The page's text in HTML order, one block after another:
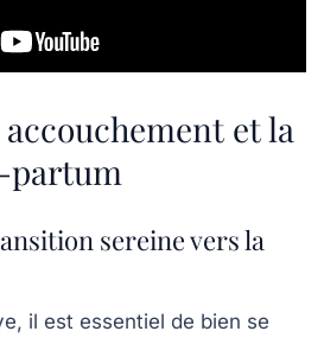
et la
partum
sereine vers la
il est essentiel de bien se